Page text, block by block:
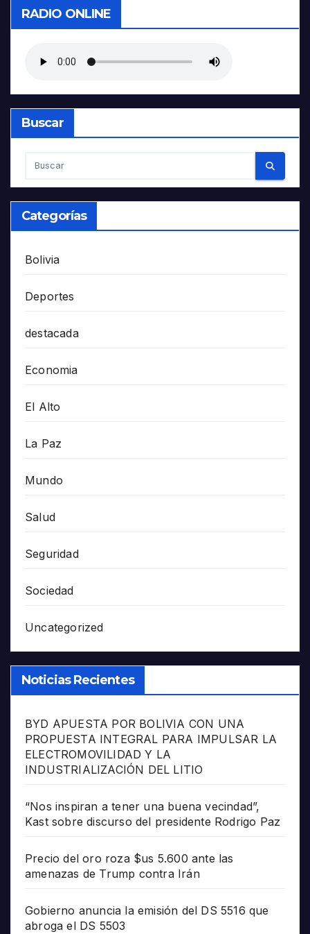
RADIO ONLINE
Buscar
Categorías
Bolivia
Deportes
destacada
Economia
El Alto
La Paz
Mundo
Salud
Seguridad
Sociedad
Uncategorized
Noticias Recientes
BYD APUESTA POR BOLIVIA CON UNA
PROPUESTA INTEGRAL PARA IMPULSAR LA
ELECTROMOVILIDAD Y LA
INDUSTRIALIZACIÓN DEL LITIO
“Nos inspiran a tener una buena vecindad”,
Kast sobre discurso del presidente Rodrigo Paz
Precio del oro roza $us 5.600 ante las
amenazas de Trump contra Irán
Gobierno anuncia la emisión del DS 5516 que
abroga el DS 5503